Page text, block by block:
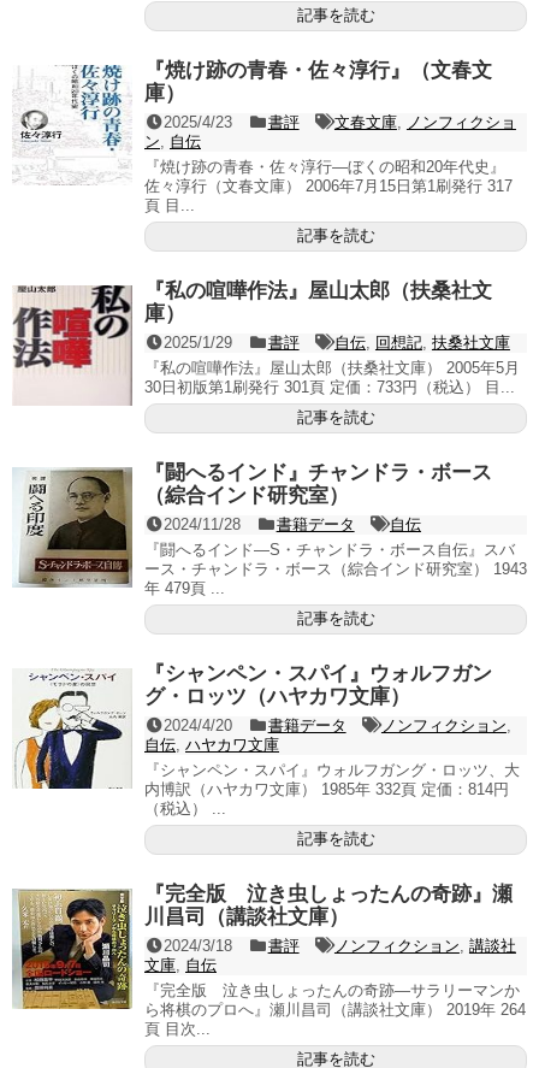
記事を読む
『焼け跡の青春・佐々淳行』（文春文
庫）
2025/4/23 書評 文春文庫, ノンフィクショ
ン, 自伝
『焼け跡の青春・佐々淳行―ぼくの昭和20年代史』
佐々淳行（文春文庫） 2006年7月15日第1刷発行 317
頁 目...
記事を読む
『私の喧嘩作法』屋山太郎（扶桑社文
庫）
2025/1/29 書評 自伝, 回想記, 扶桑社文庫
『私の喧嘩作法』屋山太郎（扶桑社文庫） 2005年5月
30日初版第1刷発行 301頁 定価：733円（税込） 目...
記事を読む
『闘へるインド』チャンドラ・ボース
（綜合インド研究室）
2024/11/28 書籍データ
自伝
『闘へるインド―S・チャンドラ・ボース自伝』スバ
ース・チャンドラ・ボース（綜合インド研究室） 1943
年 479頁 ...
記事を読む
『シャンペン・スパイ』ウォルフガン
グ・ロッツ（ハヤカワ文庫）
2024/4/20 書籍データ ノンフィクション,
自伝, ハヤカワ文庫
『シャンペン・スパイ』ウォルフガング・ロッツ、大
内博訳（ハヤカワ文庫） 1985年 332頁 定価：814円
（税込） ...
記事を読む
『完全版 泣き虫しょったんの奇跡』瀬
川昌司（講談社文庫）
2024/3/18 書評 ノンフィクション, 講談社
文庫, 自伝
『完全版 泣き虫しょったんの奇跡―サラリーマンか
ら将棋のプロへ』瀬川昌司（講談社文庫） 2019年 264
頁 目次...
記事を読む